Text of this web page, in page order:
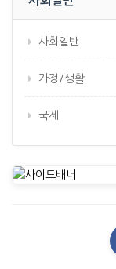
사회일반
가정/생활
국제